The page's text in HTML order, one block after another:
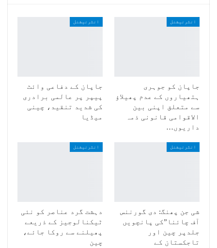
انٹرنیشنل
جاپان کو جوہری
ہتھیاروں کے عدم پھیلاؤ
سے متعلق اپنی بین
الاقوامی قانونی ذمہ
داریوں…
انٹرنیشنل
جاپان کے دفاعی وائٹ
پیپر پر عالمی برادری
کی شدید تنقید، چینی
میڈیا
انٹرنیشنل
شی جن پھنگ: دی گورننس
آف چائنا”کی پانچویں
جلدپر چین اور
تاجکستان کے
انٹرنیشنل
دہشت گرد عناصر کو نئی
ٹیکنالوجیز کے ذریعے
پھیلنے سے روکا جائے،
چین